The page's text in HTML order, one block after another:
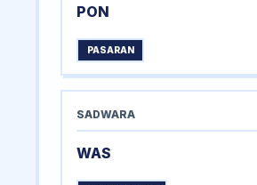
PON
PASARAN
SADWARA
WAS